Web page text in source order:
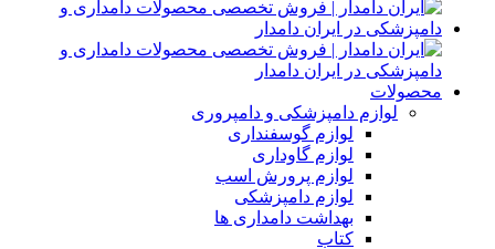
محصولات
لوازم دامپزشکی و دامپروری
لوازم گوسفنداری
لوازم گاوداری
لوازم پرورش اسب
لوازم دامپزشکی
بهداشت دامداری ها
کتاب